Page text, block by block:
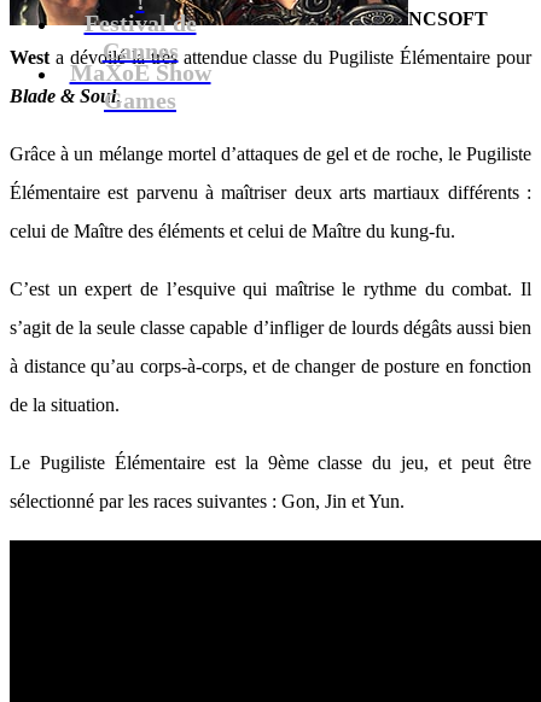
Festival de
Cannes
MaXoE Show
Games
NCSOFT
West a dévoilé la très attendue classe du Pugiliste Élémentaire pour
Blade & Soul.
Grâce à un mélange mortel d’attaques de gel et de roche, le Pugiliste
Élémentaire est parvenu à maîtriser deux arts martiaux différents :
celui de Maître des éléments et celui de Maître du kung-fu.
C’est un expert de l’esquive qui maîtrise le rythme du combat. Il
s’agit de la seule classe capable d’infliger de lourds dégâts aussi bien
à distance qu’au corps-à-corps, et de changer de posture en fonction
de la situation.
Le Pugiliste Élémentaire est la 9ème classe du jeu, et peut être
sélectionné par les races suivantes : Gon, Jin et Yun.